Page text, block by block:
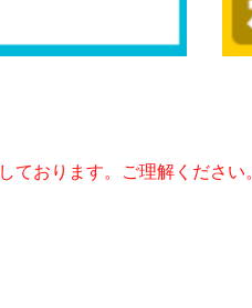
おります。ご理解ください。